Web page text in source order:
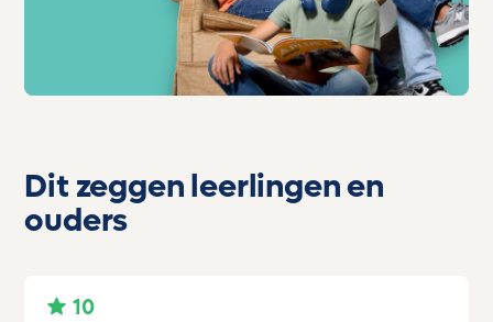
Dit zeggen leerlingen en
ouders
10